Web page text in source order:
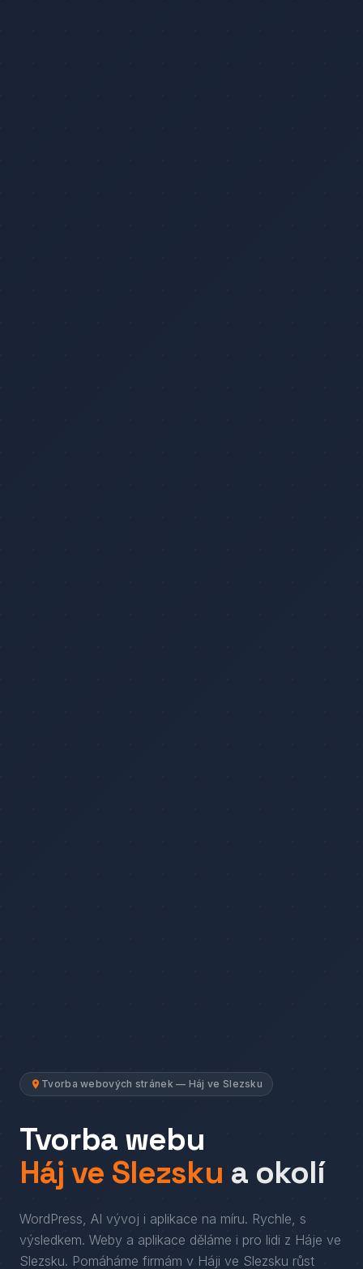
Tvorba webových stránek — Háj ve Slezsku
Tvorba webu
Háj ve Slezsku a okolí
WordPress, AI vývoj i aplikace na míru. Rychle, s
výsledkem. Weby a aplikace děláme i pro lidi z Háje ve
Slezsku. Pomáháme firmám v Háji ve Slezsku růst